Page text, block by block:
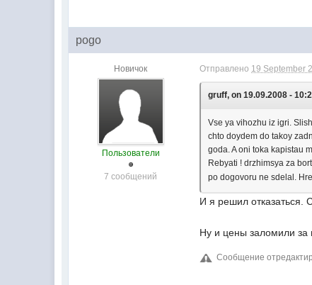
pogo
Новичок
Пользователи
7 сообщений
Отправлено 19 September
gruff, on 19.09.2008 -
Vse ya vihozhu iz igri.
chto doydem do takoy
goda. A oni toka kapistau
Rebyati ! drzhimsya za
po dogovoru ne sdelal.
И я решил отказаться.
Ну и цены заломили за
Сообщение